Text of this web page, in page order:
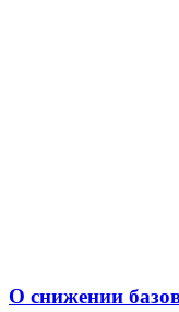
О снижении